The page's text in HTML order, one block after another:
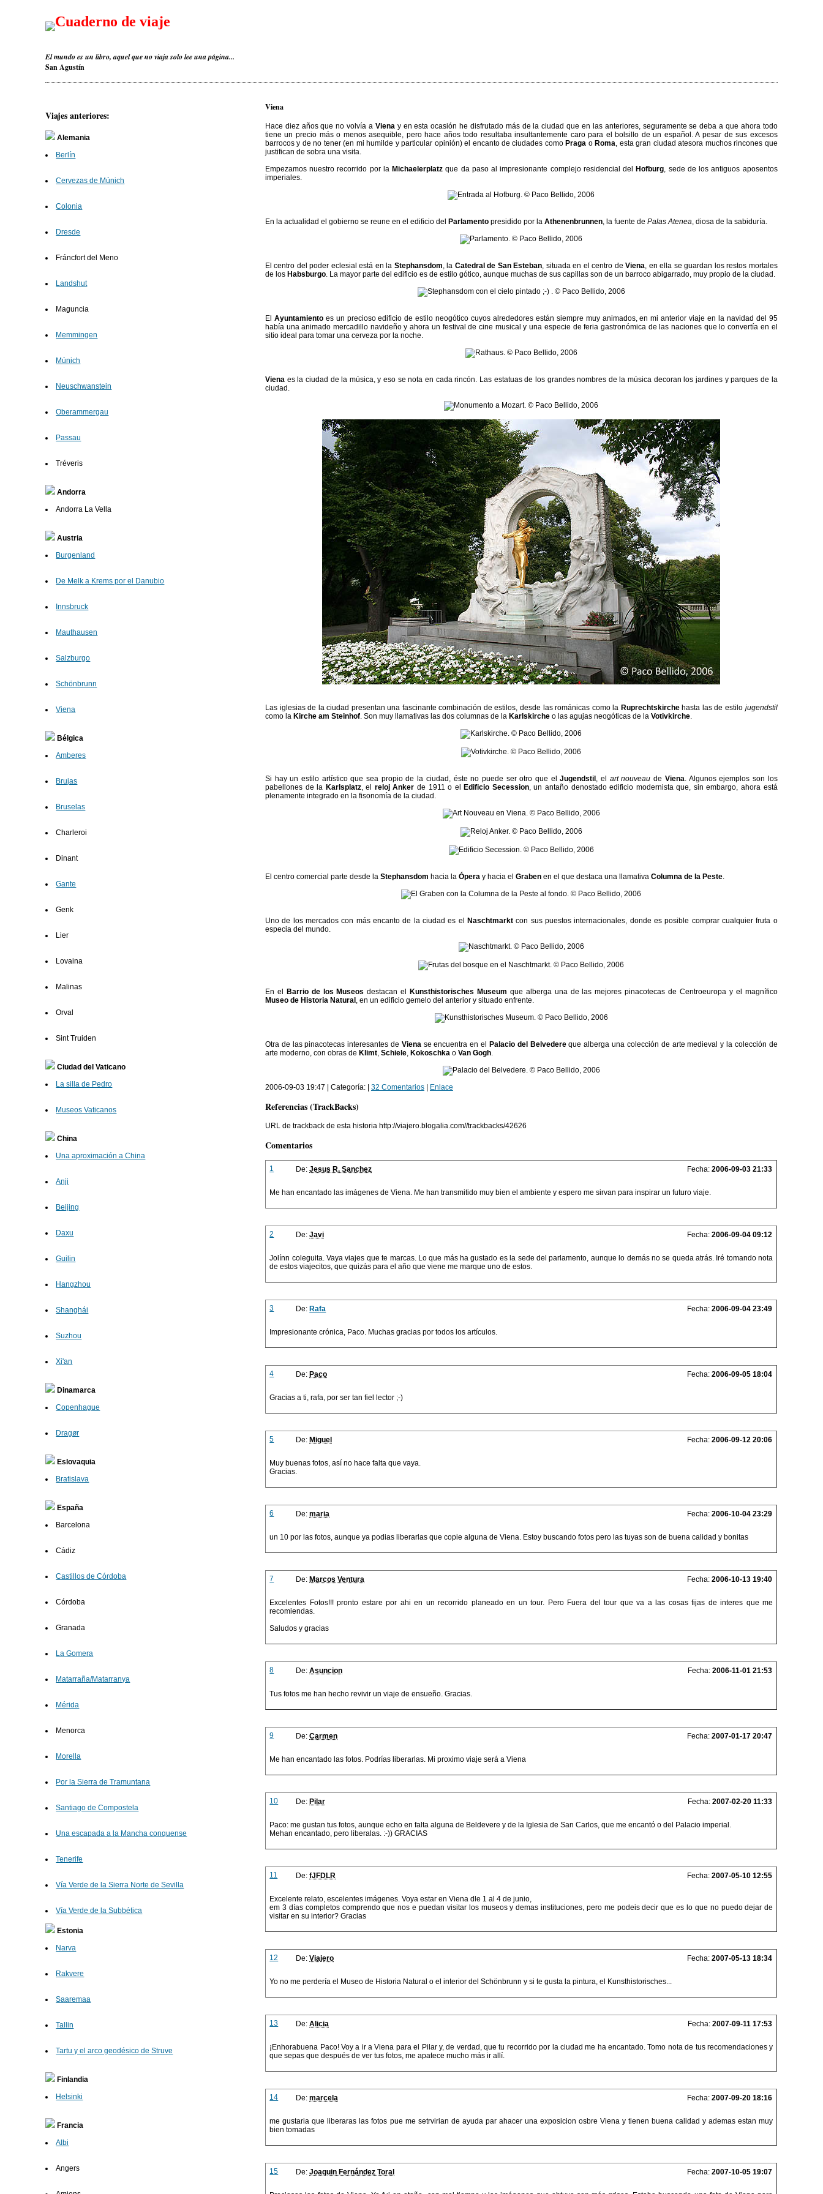
Cuaderno de viaje
El mundo es un libro, aquel que no viaja solo lee una página...
San Agustín
Viajes anteriores:
Alemania
Berlín
Cervezas de Múnich
Colonia
Dresde
Fráncfort del Meno
Landshut
Maguncia
Memmingen
Múnich
Neuschwanstein
Oberammergau
Passau
Tréveris
Andorra
Andorra La Vella
Austria
Burgenland
De Melk a Krems por el Danubio
Innsbruck
Mauthausen
Salzburgo
Schönbrunn
Viena
Bélgica
Amberes
Brujas
Bruselas
Charleroi
Dinant
Gante
Genk
Lier
Lovaina
Malinas
Orval
Sint Truiden
Ciudad del Vaticano
La silla de Pedro
Museos Vaticanos
China
Una aproximación a China
Anji
Beijing
Daxu
Guilin
Hangzhou
Shanghái
Suzhou
Xi'an
Dinamarca
Copenhague
Dragør
Eslovaquia
Bratislava
España
Barcelona
Cádiz
Castillos de Córdoba
Córdoba
Granada
La Gomera
Matarraña/Matarranya
Mérida
Menorca
Morella
Por la Sierra de Tramuntana
Santiago de Compostela
Una escapada a la Mancha conquense
Tenerife
Vía Verde de la Sierra Norte de Sevilla
Vía Verde de la Subbética
Estonia
Narva
Rakvere
Saaremaa
Tallin
Tartu y el arco geodésico de Struve
Finlandia
Helsinki
Francia
Albi
Angers
Viena
Hace diez años que no volvía a Vienay en esta ocasión he disfrutado más de la ciudad que en las anteriores, seguramente se deba a que ahora todo
tiene un precio más o menos asequible, pero hace años todo resultaba insultantemente caro para el bolsillo de un español. A pesar de sus excesos
barrocos y de no tener (en mi humilde y particular opinión) el encanto de ciudades como Praga o Roma, esta gran ciudad atesora muchos rincones que
justifican de sobra una visita.
Empezamos nuestro recorrido por la Michaelerplatz que da paso al impresionante complejo residencial del Hofburg, sede de los antiguos aposentos
imperiales.
En la actualidad el gobierno se reune en el edificio del Parlamentopresidido por la Athenenbrunnen, la fuente de Palas Atenea, diosa de la sabiduría.
El centro del poder eclesial está en la Stephansdom, la Catedral de San Esteban, situada en el centro deViena, en ella se guardan los restos mortales
de los Habsburgo. La mayor parte del edificio es de estilo gótico, aunque muchas de sus capillas son de un barroco abigarrado, muy propio de la ciudad.
El Ayuntamientoes un precioso edificio de estilo neogótico cuyos alrededores están siempre muy animados, en mi anterior viaje en la navidad del 95
había una animado mercadillo navideño y ahora un festival de cine musical y una especie de feria gastronómica de las naciones que lo convertía en el
sitio ideal para tomar una cerveza por la noche.
Vienaes la ciudad de la música, y eso se nota en cada rincón. Las estatuas de los grandes nombres de la música decoran los jardines y parques de la
ciudad.
Las iglesias de la ciudad presentan una fascinante combinación de estilos, desde las románicas como la Ruprechtskirchehasta las de estilo jugendstil
como la Kirche am Steinhof. Son muy llamativas las dos columnas de la Karlskircheo las agujas neogóticas de la Votivkirche.
Si hay un estilo artístico que sea propio de la ciudad, éste no puede ser otro que elJugendstil , el art nouveau de Viena. Algunos ejemplos son los
pabellones de la Karlsplatz, el reloj Anker de 1911 o el Edificio Secession, un antaño denostado edificio modernista que, sin embargo, ahora está
plenamente integrado en la fisonomía de la ciudad.
El centro comercial parte desde la Stephansdom hacia la Óperay hacia el Grabenen el que destaca una llamativa Columna de la Peste.
Uno de los mercados con más encanto de la ciudad es el Naschtmarktcon sus puestos internacionales, donde es posible comprar cualquier fruta o
especia del mundo.
En el Barrio de los Museos destacan el Kunsthistorisches Museum que alberga una de las mejores pinacotecas de Centroeuropa y el magnífico
Museo de Historia Natural , en un edificio gemelo del anterior y situado enfrente.
Otra de las pinacotecas interesantes de Vienase encuentra en el Palacio del Belvedereque alberga una colección de arte medieval y la colección de
arte moderno, con obras de Klimt, Schiele, Kokoschkao Van Gogh.
2006-09-03 19:47 | Categoría: | 32 Comentarios| Enlace
Referencias (TrackBacks)
URL de trackback de esta historia http://viajero.blogalia.com//trackbacks/42626
Comentarios
1 De:Jesus R. Sanchez Fecha:2006-09-03 21:33
Me han encantado las imágenes de Viena. Me han transmitido muy bien el ambiente y espero me sirvan para inspirar un futuro viaje.
2 De:Javi Fecha:2006-09-04 09:12
Jolínn coleguita. Vaya viajes que te marcas. Lo que más ha gustado es la sede del parlamento, aunque lo demás no se queda atrás. Iré tomando nota
de estos viajecitos, que quizás para el año que viene me marque uno de estos.
3 De: Rafa Fecha:2006-09-04 23:49
Impresionante crónica, Paco. Muchas gracias por todos los artículos.
4 De: Paco Fecha:2006-09-05 18:04
Gracias a ti, rafa, por ser tan fiel lector ;-)
5 De: Miguel Fecha:2006-09-12 20:06
Muy buenas fotos, así no hace falta que vaya.
Gracias.
6 De:maria Fecha:2006-10-04 23:29
un 10 por las fotos, aunque ya podias liberarlas que copie alguna de Viena. Estoy buscando fotos pero las tuyas son de buena calidad y bonitas
7 De: Marcos Ventura Fecha:2006-10-13 19:40
Excelentes Fotos!!! pronto estare por ahi en un recorrido planeado en un tour. Pero Fuera del tour que va a las cosas fijas de interes que me
recomiendas.
Saludos y gracias
8 De:Asuncion Fecha:2006-11-01 21:53
Tus fotos me han hecho revivir un viaje de ensueño. Gracias.
9 De:Carmen Fecha:2007-01-17 20:47
Me han encantado las fotos. Podrías liberarlas. Mi proximo viaje será a Viena
10 De: Pilar Fecha:2007-02-20 11:33
Paco: me gustan tus fotos, aunque echo en falta alguna de Beldevere y de la Iglesia de San Carlos, que me encantó o del Palacio imperial.
Mehan encantado, pero liberalas. :-)) GRACIAS
11 De:fJFDLR Fecha:2007-05-10 12:55
Excelente relato, escelentes imágenes. Voya estar en Viena dle 1 al 4 de junio,
em 3 días completos comprendo que nos e puedan visitar los museos y demas instituciones, pero me podeis decir que es lo que no puedo dejar de
visitar en su interior? Gracias
12 De:Viajero Fecha:2007-05-13 18:34
Yo no me perdería el Museo de Historia Natural o el interior del Schönbrunn y si te gusta la pintura, el Kunsthistorisches...
13 De:Alicia Fecha:2007-09-11 17:53
¡Enhorabuena Paco! Voy a ir a Viena para el Pilar y, de verdad, que tu recorrido por la ciudad me ha encantado. Tomo nota de tus recomendaciones y
que sepas que después de ver tus fotos, me apatece mucho más ir allí.
14 De:marcela Fecha:2007-09-20 18:16
me gustaria que liberaras las fotos pue me setrvirian de ayuda par ahacer una exposicion osbre Viena y tienen buena calidad y ademas estan muy
bien tomadas
15 De:Joaquin Fernández Toral Fecha:2007-10-05 19:07